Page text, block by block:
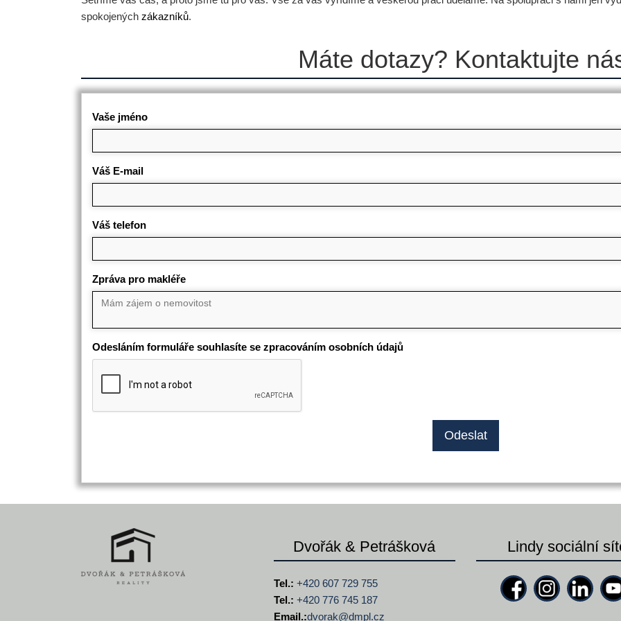
spokojených zákazníků.
Máte dotazy? Kontaktujte
Vaše jméno
Váš E-mail
Váš telefon
Zpráva pro makléře
Odesláním formuláře souhlasíte se zpracováním osobních údajů
Dvořák & Petrášková
Tel.: +420 607 729 755
Tel.: +420 776 745 187
Email.:dvorak@dmpl.cz
Lindy sociální